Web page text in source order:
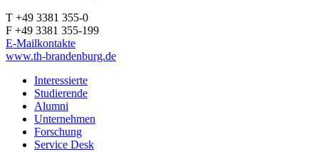
T +49 3381 355-0
F +49 3381 355-199
E-Mailkontakte
www.th-brandenburg.de
Interessierte
Studierende
Alumni
Unternehmen
Forschung
Service Desk